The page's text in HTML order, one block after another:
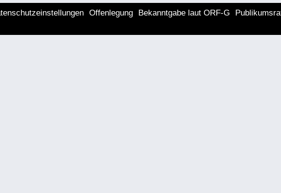
Offenlegung Bekanntgabe laut ORF-G